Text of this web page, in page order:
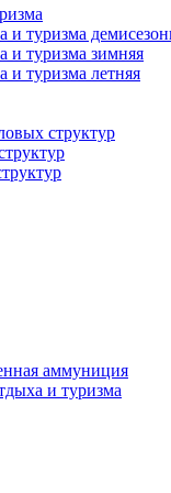
и туризма
и туризма зимняя
и туризма летняя
структур
аммуниция
и туризма